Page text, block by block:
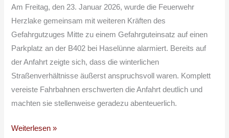
Am Freitag, den 23. Januar 2026, wurde die Feuerwehr
Herzlake gemeinsam mit weiteren Kräften des
Gefahrgutzuges Mitte zu einem Gefahrguteinsatz auf einen
Parkplatz an der B402 bei Haselünne alarmiert. Bereits auf
der Anfahrt zeigte sich, dass die winterlichen
Straßenverhältnisse äußerst anspruchsvoll waren. Komplett
vereiste Fahrbahnen erschwerten die Anfahrt deutlich und
machten sie stellenweise geradezu abenteuerlich.
–
Gefahrgut
Weiterlesen »